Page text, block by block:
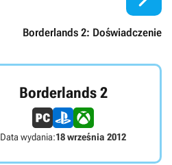
Borderlands 2: Doświadczenie
Borderlands 2
Data wydania:18 września 2012